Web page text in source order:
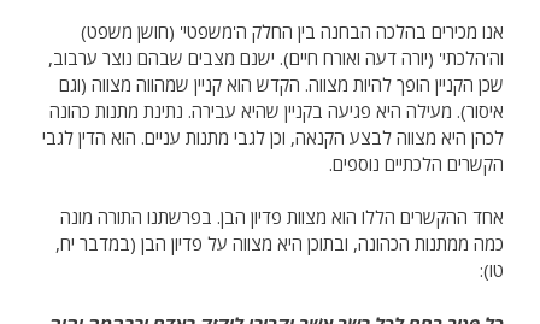
אנו מכירים בהלכה הבחנה בין החלק ה'משפטי' (חושן משפט)
וה'הלכתי' (יורה דעה ואורח חיים). ישנם מצבים שבהם נוצר ערבוב,
שכן הקניין הופך להיות מצווה. הקדש הוא קניין שמהווה מצווה (וגם
איסור). מעילה היא פגיעה בקניין שהיא עבירה. נתינת מתנות כהונה
לכהן היא מצווה לבצע הקנאה, וכן לגבי מתנות עניים. הוא הדין לגבי
הקשרים הלכתיים נוספים.
אחד ההקשרים הללו הוא מצוות פדיון הבן. בפרשתנו התורה מונה
כמה ממתנות הכהונה, ובתוכן היא מצווה על פדיון הבן (במדבר יח,
טו):